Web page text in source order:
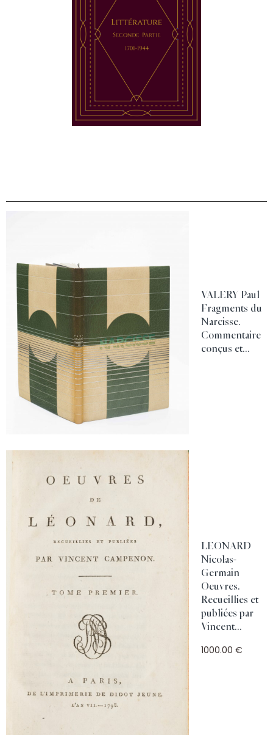
VALERY Paul
Fragments du
Narcisse.
Commentaire
conçus et...
LEONARD
Nicolas-
Germain
Oeuvres.
Recueillies et
publiées par
Vincent...
1000.00 €